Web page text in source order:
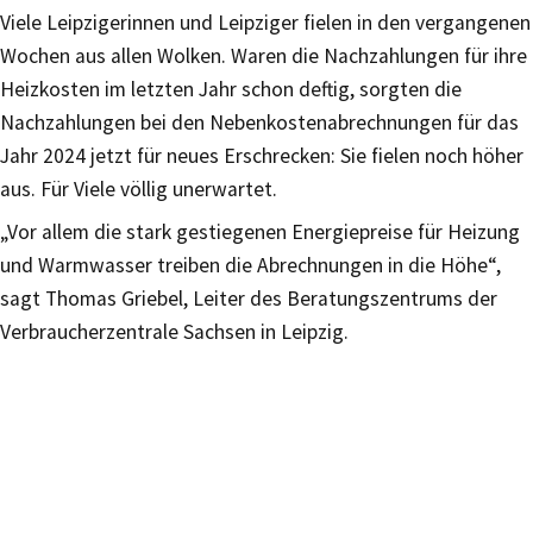
Viele Leipzigerinnen und Leipziger fielen in den vergangenen
Wochen aus allen Wolken. Waren die Nachzahlungen für ihre
Heizkosten im letzten Jahr schon deftig, sorgten die
Nachzahlungen bei den Nebenkostenabrechnungen für das
Jahr 2024 jetzt für neues Erschrecken: Sie fielen noch höher
aus. Für Viele völlig unerwartet.
„Vor allem die stark gestiegenen Energiepreise für Heizung
und Warmwasser treiben die Abrechnungen in die Höhe“,
sagt Thomas Griebel, Leiter des Beratungszentrums der
Verbraucherzentrale Sachsen in Leipzig.